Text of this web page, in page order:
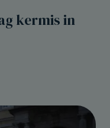
kermis in